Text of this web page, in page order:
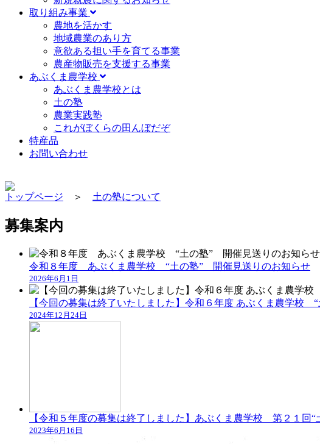
取り組み事業
農地を活かす
地域農業のあり方
意欲ある担い手を育てる事業
農産物販売を支援する事業
あぶくま農学校
あぶくま農学校とは
土の塾
農業実践塾
これがぼくらの田んぼだぞ
特産品
お問い合わせ
トップページ ＞ 土の塾について
募集案内
令和８年度 あぶくま農学校 “土の塾” 開催見送りのお知らせ
2026年6月1日
【今回の募集は終了いたしました】令和６年度 あぶくま農学校
2024年12月24日
【令和５年度の募集は終了しました】あぶくま農学校 第２１回
2023年6月16日